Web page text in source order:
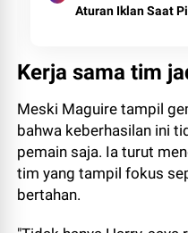
Aturan Iklan Saat
Kerja sama tim
Meski Maguire tampil
bahwa keberhasilan ini
pemain saja. Ia turut
tim yang tampil fokus
bertahan.